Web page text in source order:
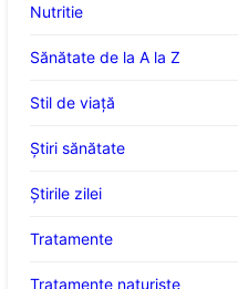
Nutritie
Sănătate de la A la Z
Stil de viaţă
Ştiri sănătate
Știrile zilei
Tratamente
Tratamente naturiste